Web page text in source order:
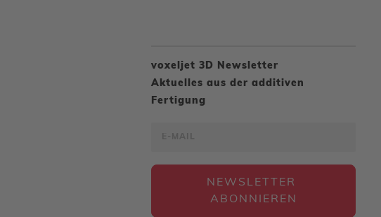
voxeljet 3D Newsletter
Aktuelles aus der additiven
Fertigung
NEWSLETTER
ABONNIEREN